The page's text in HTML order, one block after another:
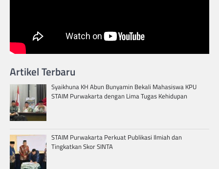
Artikel Terbaru
Syaikhuna KH Abun Bunyamin Bekali Mahasiswa KPU
STAIM Purwakarta dengan Lima Tugas Kehidupan
STAIM Purwakarta Perkuat Publikasi Ilmiah dan
Tingkatkan Skor SINTA